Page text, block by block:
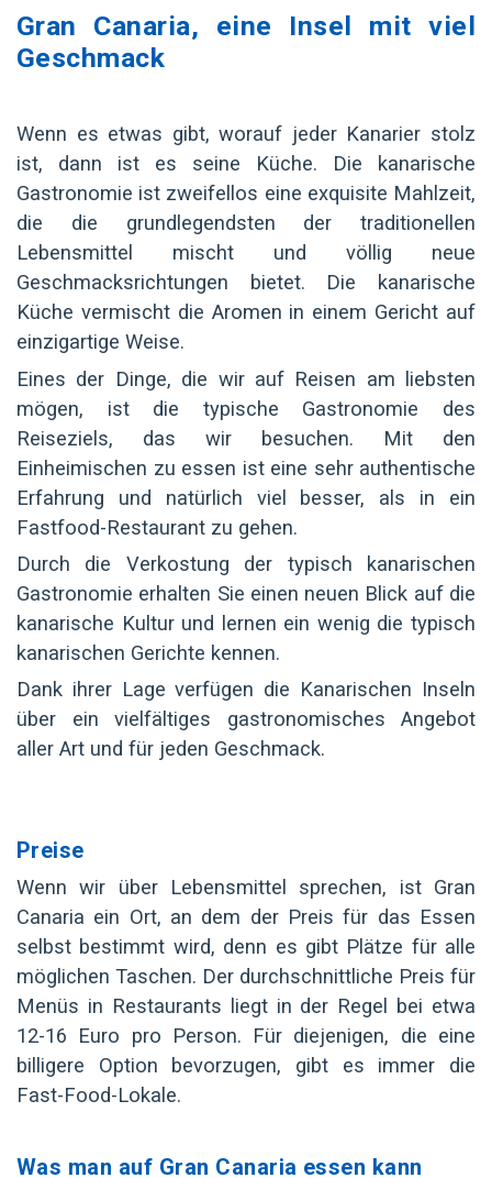
Gran Canaria, eine Insel mit viel
Geschmack
Wenn es etwas gibt, worauf jeder Kanarier stolz
ist, dann ist es seine Küche. Die kanarische
Gastronomie ist zweifellos eine exquisite Mahlzeit,
die die grundlegendsten der traditionellen
Lebensmittel mischt und völlig neue
Geschmacksrichtungen bietet. Die kanarische
Küche vermischt die Aromen in einem Gericht auf
einzigartige Weise.
Eines der Dinge, die wir auf Reisen am liebsten
mögen, ist die typische Gastronomie des
Reiseziels, das wir besuchen. Mit den
Einheimischen zu essen ist eine sehr authentische
Erfahrung und natürlich viel besser, als in ein
Fastfood-Restaurant zu gehen.
Durch die Verkostung der typisch kanarischen
Gastronomie erhalten Sie einen neuen Blick auf die
kanarische Kultur und lernen ein wenig die typisch
kanarischen Gerichte kennen.
Dank ihrer Lage verfügen die Kanarischen Inseln
über ein vielfältiges gastronomisches Angebot
aller Art und für jeden Geschmack.
Preise
Wenn wir über Lebensmittel sprechen, ist Gran
Canaria ein Ort, an dem der Preis für das Essen
selbst bestimmt wird, denn es gibt Plätze für alle
möglichen Taschen. Der durchschnittliche Preis für
Menüs in Restaurants liegt in der Regel bei etwa
12-16 Euro pro Person. Für diejenigen, die eine
billigere Option bevorzugen, gibt es immer die
Fast-Food-Lokale.
Was man auf Gran Canaria essen kann